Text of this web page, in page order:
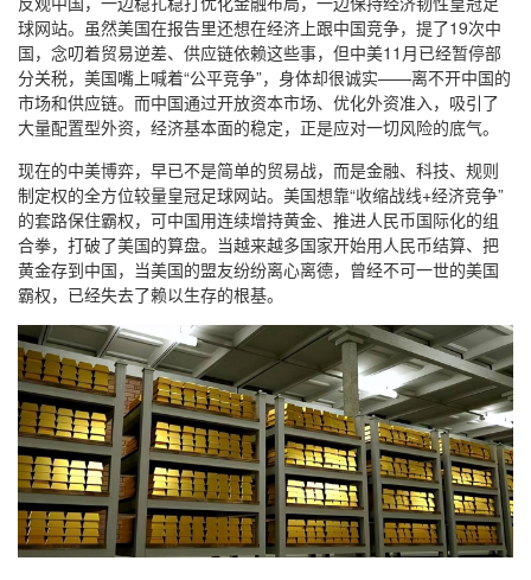
球网站。虽然美国在报告里还想在经济上跟中国竞争，提了19次中
国，念叨着贸易逆差、供应链依赖这些事，但中美11月已经暂停部
分关税，美国嘴上喊着“公平竞争”，身体却很诚实——离不开中国的
市场和供应链。而中国通过开放资本市场、优化外资准入，吸引了
大量配置型外资，经济基本面的稳定，正是应对一切风险的底气。
现在的中美博弈，早已不是简单的贸易战，而是金融、科技、规则
制定权的全方位较量皇冠足球网站。美国想靠“收缩战线+经济竞争”
的套路保住霸权，可中国用连续增持黄金、推进人民币国际化的组
合拳，打破了美国的算盘。当越来越多国家开始用人民币结算、把
黄金存到中国，当美国的盟友纷纷离心离德，曾经不可一世的美国
霸权，已经失去了赖以生存的根基。